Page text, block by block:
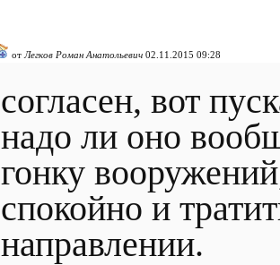
от Легков Роман Анатольевич 02.11.2015 09:28
согласен, вот
надо ли оно
гонку
спокойно и
направлении.